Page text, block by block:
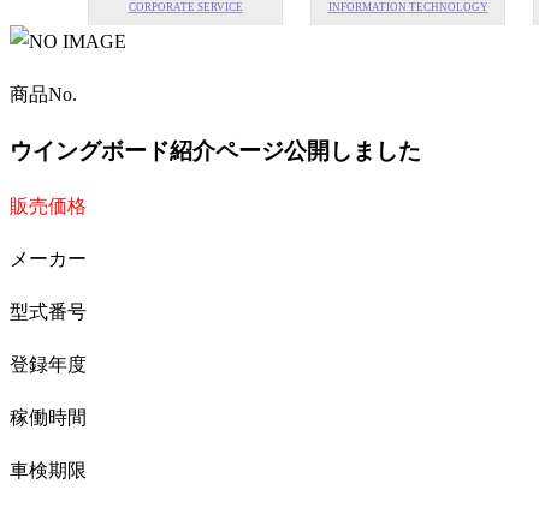
CORPORATE SERVICE INFORMATION TECHNOLOGY
商品No.
ウイングボード紹介ページ公開しました
販売価格
メーカー
型式番号
登録年度
稼働時間
車検期限